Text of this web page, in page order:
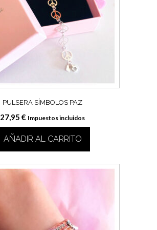
PULSERA SÍMBOLOS PAZ
27,95 € Impuestos incluidos
AÑADIR AL CARRITO